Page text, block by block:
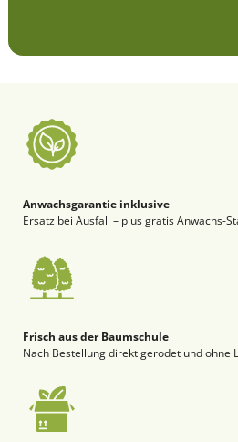
Anwachsgarantie inklusive
Ersatz bei Ausfall – plus gratis Anwachs-
Frisch aus der Baumschule
Nach Bestellung direkt gerodet und ohne